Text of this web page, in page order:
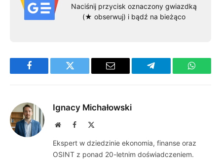
Naciśnij przycisk oznaczony gwiazdką
(★ obserwuj) i bądź na bieżąco
Facebook Twitter Email Telegram
Ignacy Michałowski
WebsiteFacebook
Ekspert w dziedzinie ekonomia, finanse oraz
OSINT z ponad 20-letnim doświadczeniem.